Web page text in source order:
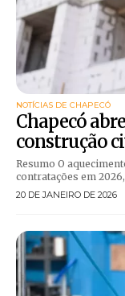
NOTÍCIAS DE CHAPECÓ
Chapecó
construção
Resumo O aquecimento imobiliário em Chapecó projeta recorde de
contratações em
20 DE JANEIRO DE 2026